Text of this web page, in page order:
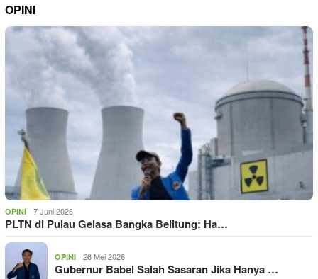
OPINI
OPINI 7 Juni 2026
PLTN di Pulau Gelasa Bangka Belitung: Ha…
OPINI 26 Mei 2026
Gubernur Babel Salah Sasaran Jika Hanya …